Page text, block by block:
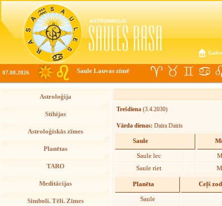
07.08.2026 Saule Lauvas zīmē
Astroloģija
Stihijas
Astroloģiskās zīmes
Planētas
TARO
Meditācijas
Simboli. Tēli. Zīmes
Trešdiena (3.4.2030)
Vārda dienas: Daira Dairis
Saule
Saule lec
Saule riet
Planēta Ceļš
Saule